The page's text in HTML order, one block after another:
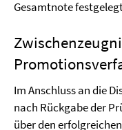
Gesamtnote
Im Anschluss an die
nach Rückgabe der
über den